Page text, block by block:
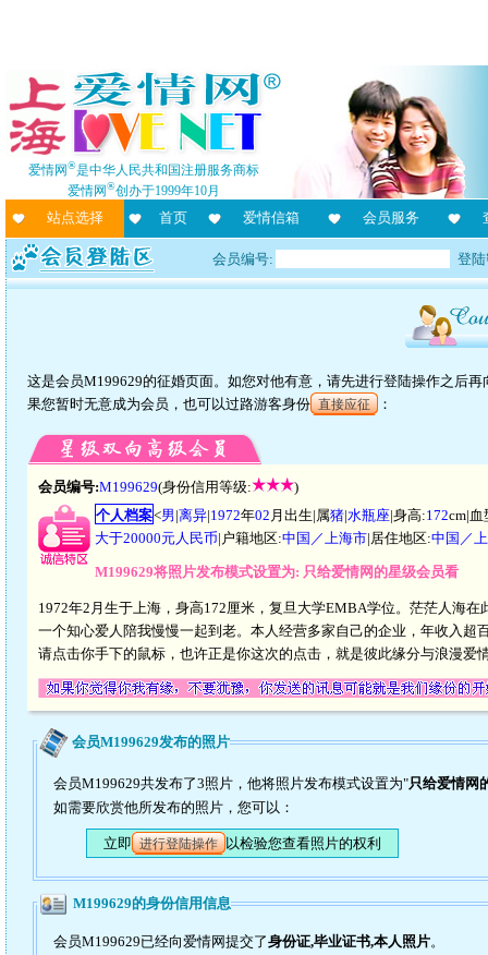
爱情网®是中华人民共和国注册服务商标
爱情网®创办于1999年10月
站点选择 首页 爱情信箱 会员服务
会员编号: 登
这是会员M199629的征婚页面。如您对他有意，请先进行登陆操作之后
果您暂时无意成为会员，也可以过路游客身份 直接应征 ：
会员编号:M199629(身份信用等级:
)
个人档案<男|离异|1972年02 月出生|属猪|水瓶座|身高:172cm|血
大于20000元人民币|户籍地区:中国／上海市|居住地区:中国／
M199629将照片发布模式设置为: 只给爱情网的星级会员看
1972年2月生于上海，身高172厘米，复旦大学EMBA学位。茫茫人海
一个知心爱人陪我慢慢一起到老。本人经营多家自己的企业，年收入
请点击你手下的鼠标，也许正是你这次的点击，就是彼此缘分与浪漫
会员M199629发布的照片
会员M199629共发布了3照片，他将照片发布模式设置为"只给爱情网
如需要欣赏他所发布的照片，您可以：
立即 进行登陆操作 以检验您查看照片的权利
M199629的身份信用信息
会员M199629已经向爱情网提交了身份证,毕业证书,本人照片。